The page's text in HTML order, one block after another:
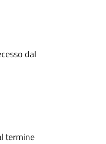
dal
termine